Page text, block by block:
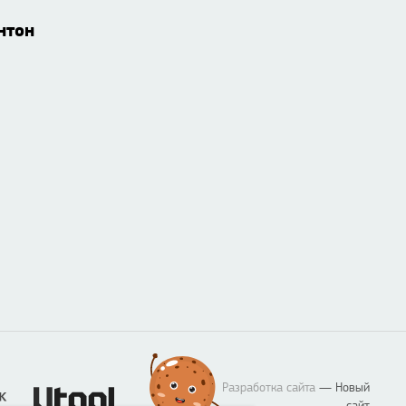
Разработка сайта — Новый